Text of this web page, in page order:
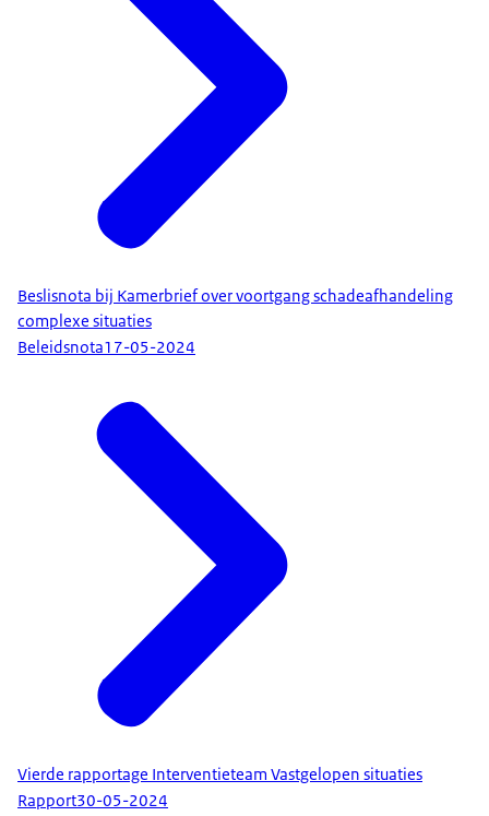
Beslisnota bij Kamerbrief over voortgang schadeafhandeling
complexe situaties
Beleidsnota17-05-2024
Vierde rapportage Interventieteam Vastgelopen situaties
Rapport30-05-2024